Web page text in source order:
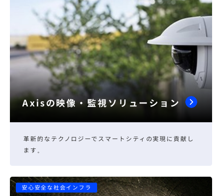
Axisの映像・監視ソリューション
革新的なテクノロジーでスマートシティの実現に貢献し
ます。
安心安全な社会インフラ